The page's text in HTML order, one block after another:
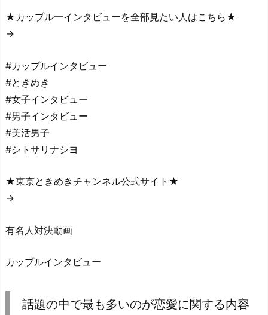
★カップル一インタビューを全部見たい人はこちら★
→
#カップルインタビュー
#ときめき
#女子インタビュー
#男子インタビュー
#美活男子
#シトサリナシヨ
★東京ときめきチャンネル公式サイト★
→
有名人対決動画
カップルインタビュー
話題の中で最も多いのが恋愛に関する内容